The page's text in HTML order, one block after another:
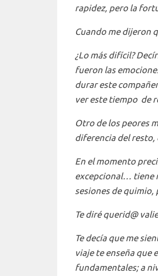
rapidez, pero la
Cuando me dijeron
¿Lo más difícil?
fueron las
durar este
ver este tiempo de
Otro de los peores
diferencia del resto,
En el momento
excepcional… tiene
sesiones de quimio,
Te diré querid@
Te decía que me
viaje te enseña que
fundamentales; a